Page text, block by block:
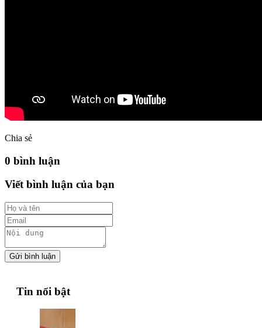
Chia sẻ
0 bình luận
Viết bình luận của bạn
Gửi bình luận
Tin nổi bật